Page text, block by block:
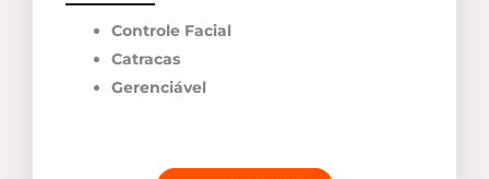
Controle Facial
Catracas
Gerenciável